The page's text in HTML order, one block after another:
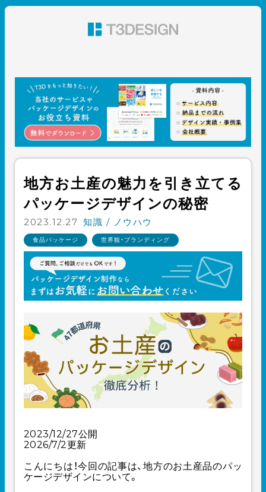
ン 株式会社T3デザイン
地方お土産の魅力を引き立てる
パッケージデザインの秘密
2023.12.27 知識 / ノウハウ
食品パッケージ 世界観・ブランディング
2023/12/27公開
2026/7/2更新
こんにちは！今回の記事は、地方のお土産品のパッ
ケージデザインについて。